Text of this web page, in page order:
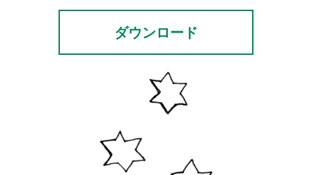
ダウンロード